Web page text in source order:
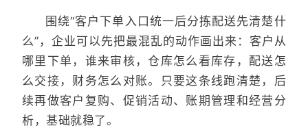
围绕“客户下单入口统一后分拣配送先清楚什
么”，企业可以先把最混乱的动作画出来：客户从
哪里下单，谁来审核，仓库怎么看库存，配送怎
么交接，财务怎么对账。只要这条线跑清楚，后
续再做客户复购、促销活动、账期管理和经营分
析，基础就稳了。